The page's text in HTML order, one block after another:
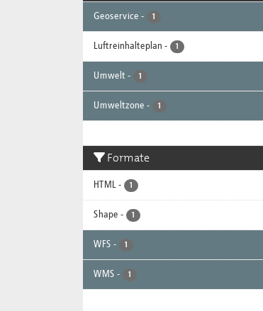
Geoservice - 1
Luftreinhalteplan - 1
Umwelt - 1
Umweltzone - 1
Formate
HTML - 1
Shape - 1
WFS - 1
WMS - 1